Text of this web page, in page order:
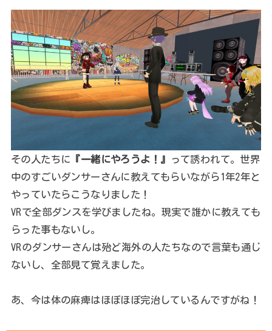
その人たちに 『一緒にやろうよ！』
って誘われて。世界
中のすごいダンサーさんに教えてもらいながら1年2年と
やっていたらこうなりました！
VRで全部ダンスを学びましたね。現実で誰かに教えても
らった事もないし。
VRのダンサーさんは殆ど海外の人たちなので言葉も通じ
ないし、全部見て覚えました。
あ、今は体の麻痺はほぼほぼ完治しているんですがね！